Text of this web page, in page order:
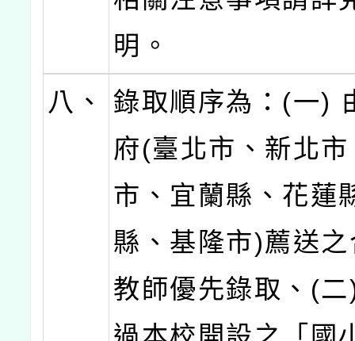
明。
八、
錄取順序為：(一)
府(臺北市、新北
市、宜蘭縣、花蓮
縣、基隆市)薦送
教師優先錄取、(